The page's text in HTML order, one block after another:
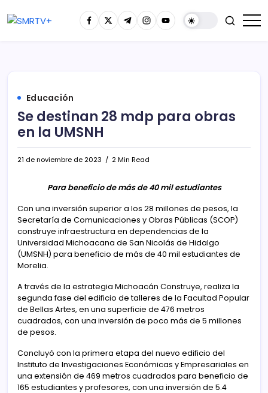
Educación
Se destinan 28 mdp para obras
en la UMSNH
21 de noviembre de 2023 2 Min Read
Para beneficio de más de 40 mil estudiantes
Con una inversión superior a los 28 millones de pesos, la
Secretaría de Comunicaciones y Obras Públicas (SCOP)
construye infraestructura en dependencias de la
Universidad Michoacana de San Nicolás de Hidalgo
(UMSNH) para beneficio de más de 40 mil estudiantes de
Morelia.
A través de la estrategia Michoacán Construye, realiza la
segunda fase del edificio de talleres de la Facultad Popular
de Bellas Artes, en una superficie de 476 metros
cuadrados, con una inversión de poco más de 5 millones
de pesos.
Concluyó con la primera etapa del nuevo edificio del
Instituto de Investigaciones Económicas y Empresariales en
una extensión de 469 metros cuadrados para beneficio de
165 estudiantes y profesores, con una inversión de 5.4